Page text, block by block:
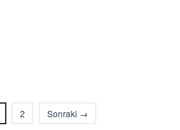
2 Sonraki →